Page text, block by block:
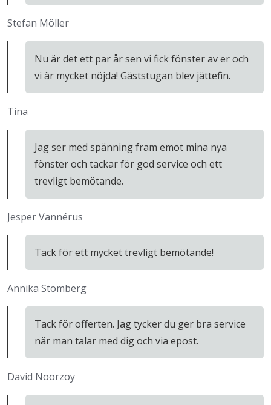
Stefan Möller
Nu är det ett par år sen vi fick fönster av er och
vi är mycket nöjda! Gäststugan blev jättefin.
Tina
Jag ser med spänning fram emot mina nya
fönster och tackar för god service och ett
trevligt bemötande.
Jesper Vannérus
Tack för ett mycket trevligt bemötande!
Annika Stomberg
Tack för offerten. Jag tycker du ger bra service
när man talar med dig och via epost.
David Noorzoy